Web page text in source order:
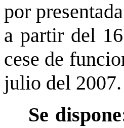
por
a partir del
cese de
julio del 2007.
Se